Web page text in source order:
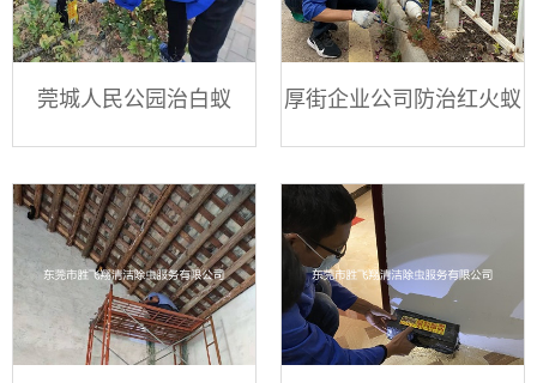
莞城人民公园治白蚁 厚街企业公司防治红火蚁